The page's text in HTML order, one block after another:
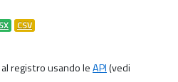
CSV
registro usando leAPI(vedi